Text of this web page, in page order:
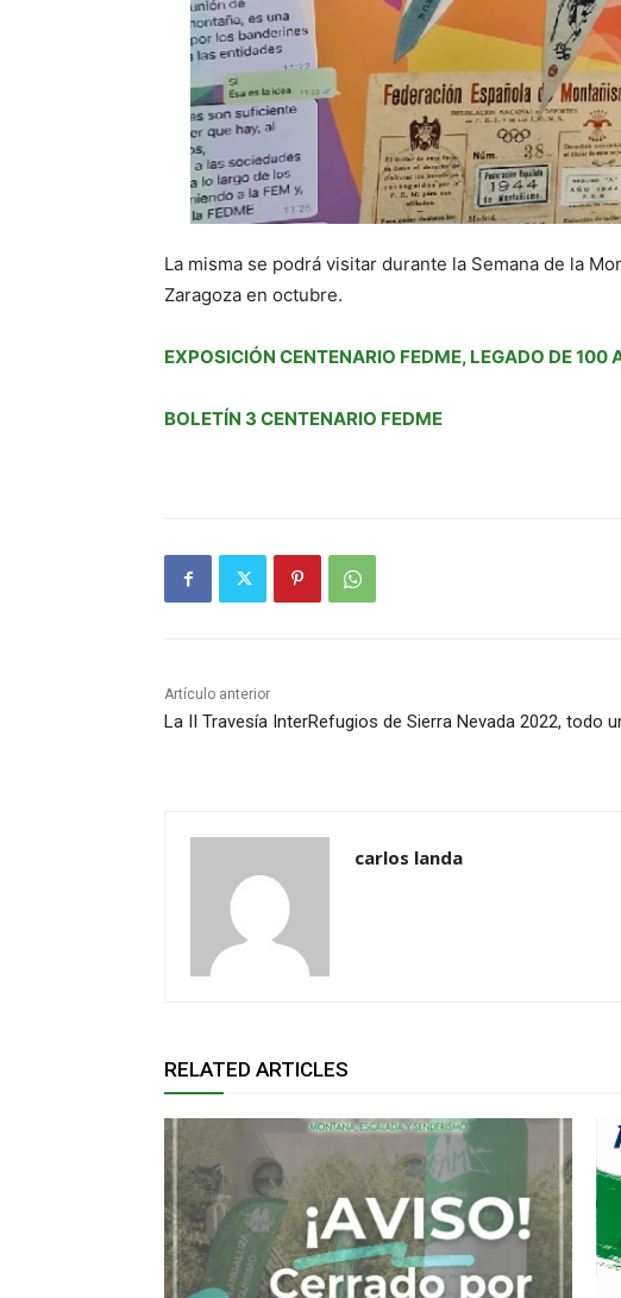
La misma se podrá visitar durante la Semana de la
Zaragoza en octubre.
EXPOSICIÓN CENTENARIO FEDME, LEGADO DE
BOLETÍN 3 CENTENARIO FEDME
Artículo anterior
La II Travesía InterRefugios de Sierra Nevada 2022, todo
carlos landa
RELATED ARTICLES